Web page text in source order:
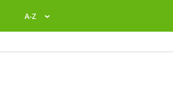
A-Z